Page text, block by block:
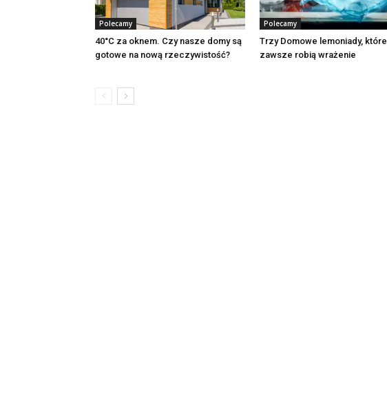
Polecamy
40°C za oknem. Czy nasze domy są
gotowe na nową rzeczywistość?
Polecamy
Trzy Domowe lemoniady, które
zawsze robią wrażenie